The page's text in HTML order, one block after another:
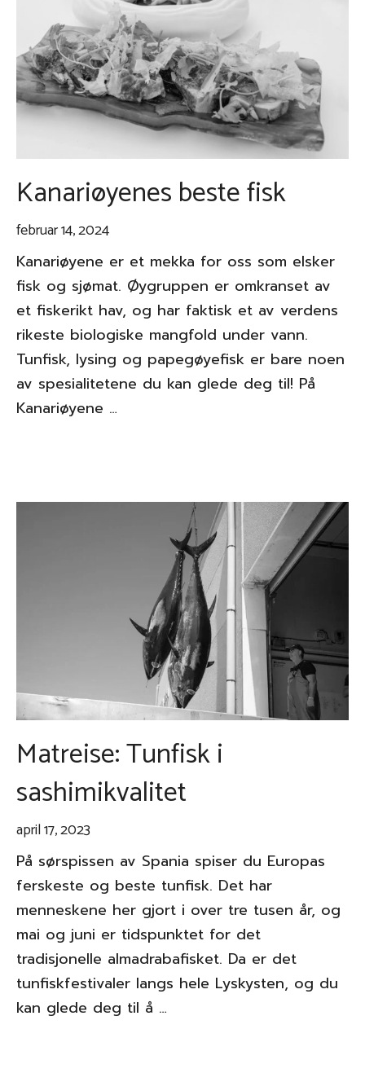
Kanariøyenes beste fisk
februar 14, 2024
Kanariøyene er et mekka for oss som elsker
fisk og sjømat. Øygruppen er omkranset av
et fiskerikt hav, og har faktisk et av verdens
rikeste biologiske mangfold under vann.
Tunfisk, lysing og papegøyefisk er bare noen
av spesialitetene du kan glede deg til! På
Kanariøyene …
Matreise: Tunfisk i
sashimikvalitet
april 17, 2023
På sørspissen av Spania spiser du Europas
ferskeste og beste tunfisk. Det har
menneskene her gjort i over tre tusen år, og
mai og juni er tidspunktet for det
tradisjonelle almadrabafisket. Da er det
tunfiskfestivaler langs hele Lyskysten, og du
kan glede deg til å …